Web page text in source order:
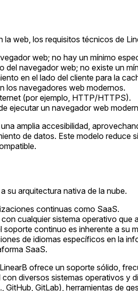
web, los requisitos técnicos de
web; no hay un mínimo
del navegador web; no existe un
en el lado del cliente para la
los navegadores web modernos.
(por ejemplo, HTTP/HTTPS).
ejecutar un navegador web
amplia accesibilidad,
de datos. Este modelo
su arquitectura nativa de la nube.
continuas como SaaS.
cualquier sistema operativo que
soporte continuo es inherente a su
de idiomas específicos en la
SaaS.
LinearB ofrece un soporte sólido,
diversos sistemas operativos
GitLab), herramientas de